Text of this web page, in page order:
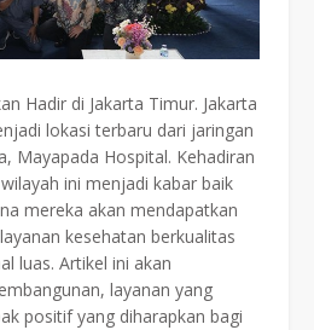
Hadir di Jakarta Timur. Jakarta
lokasi terbaru dari jaringan
Mayapada Hospital. Kehadiran
ini menjadi kabar baik
mereka akan mendapatkan
kesehatan berkualitas
luas. Artikel ini akan
layanan yang
positif yang diharapkan bagi